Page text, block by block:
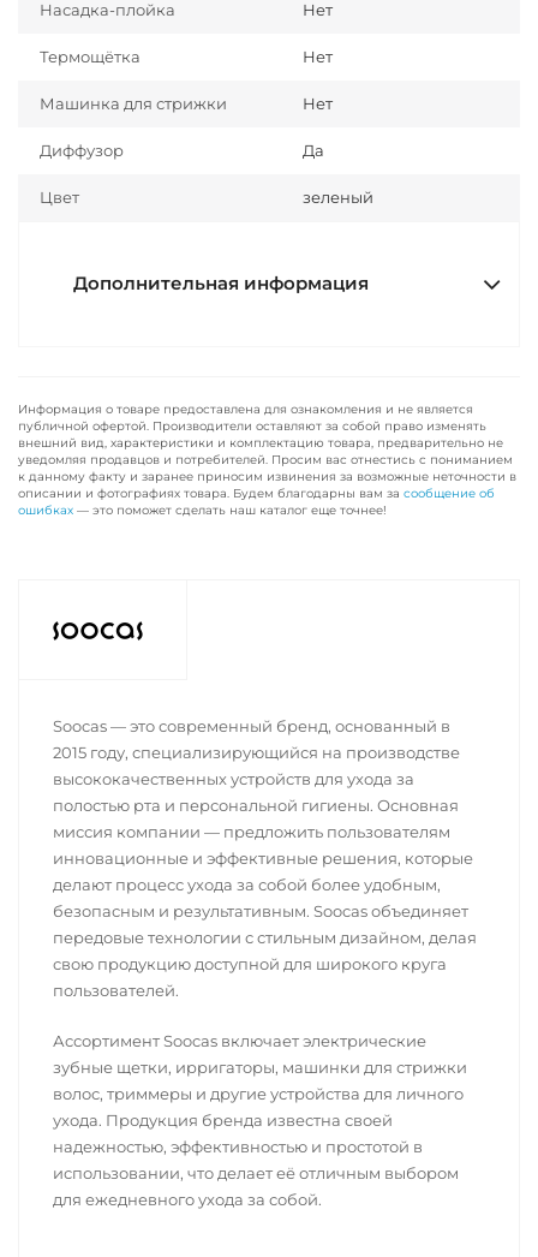
Насадка-плойка Нет
Термощётка Нет
Машинка для стрижки Нет
Диффузор Да
Цвет зеленый
Дополнительная информация
Информация о товаре предоставлена для ознакомления и не является
публичной офертой. Производители оставляют за собой право изменять
внешний вид, характеристики и комплектацию товара, предварительно не
уведомляя продавцов и потребителей. Просим вас отнестись с пониманием
к данному факту и заранее приносим извинения за возможные неточности в
описании и фотографиях товара. Будем благодарны вам за сообщение об
ошибках — это поможет сделать наш каталог еще точнее!
Soocas — это современный бренд, основанный в
2015 году, специализирующийся на производстве
высококачественных устройств для ухода за
полостью рта и персональной гигиены. Основная
миссия компании — предложить пользователям
инновационные и эффективные решения, которые
делают процесс ухода за собой более удобным,
безопасным и результативным. Soocas объединяет
передовые технологии с стильным дизайном, делая
свою продукцию доступной для широкого круга
пользователей.
Ассортимент Soocas включает электрические
зубные щетки, ирригаторы, машинки для стрижки
волос, триммеры и другие устройства для личного
ухода. Продукция бренда известна своей
надежностью, эффективностью и простотой в
использовании, что делает её отличным выбором
для ежедневного ухода за собой.